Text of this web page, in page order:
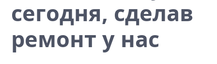
сегодня, сделав
ремонт у нас